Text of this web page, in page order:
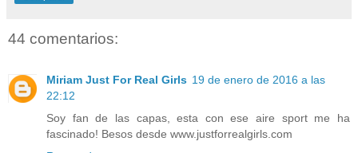
44 comentarios:
Miriam Just For Real Girls 19 de enero de 2016 a las
22:12
Soy fan de las capas, esta con ese aire sport me ha
fascinado! Besos desde www.justforrealgirls.com